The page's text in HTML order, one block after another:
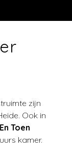
zijn
Ook in
En Toen
kamer.